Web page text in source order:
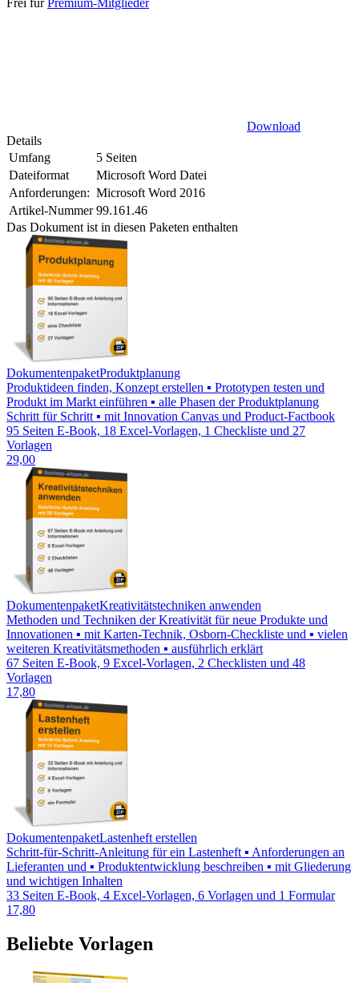
Frei fürPremium-Mitglieder
Download
Details
Umfang
5 Seiten
Dateiformat
Microsoft Word Datei
Anforderungen: Microsoft Word 2016
Artikel-Nummer 99.161.46
Das Dokument ist in diesen Paketen enthalten
DokumentenpaketProduktplanung
Produktideen finden, Konzept erstellen ▪ Prototypen testen und
Produkt im Markt einführen ▪ alle Phasen der Produktplanung
Schritt für Schritt ▪ mit Innovation Canvas und Product-Factbook
95 Seiten E-Book, 18 Excel-Vorlagen, 1 Checkliste und 27
Vorlagen
29,00
DokumentenpaketKreativitätstechniken anwenden
Methoden und Techniken der Kreativität für neue Produkte und
Innovationen ▪ mit Karten-Technik, Osborn-Checkliste und ▪ vielen
weiteren Kreativitätsmethoden ▪ ausführlich erklärt
67 Seiten E-Book, 9 Excel-Vorlagen, 2 Checklisten und 48
Vorlagen
17,80
DokumentenpaketLastenheft erstellen
Schritt-für-Schritt-Anleitung für ein Lastenheft ▪ Anforderungen an
Lieferanten und ▪ Produktentwicklung beschreiben ▪ mit Gliederung
und wichtigen Inhalten
33 Seiten E-Book, 4 Excel-Vorlagen, 6 Vorlagen und 1 Formular
17,80
Beliebte Vorlagen